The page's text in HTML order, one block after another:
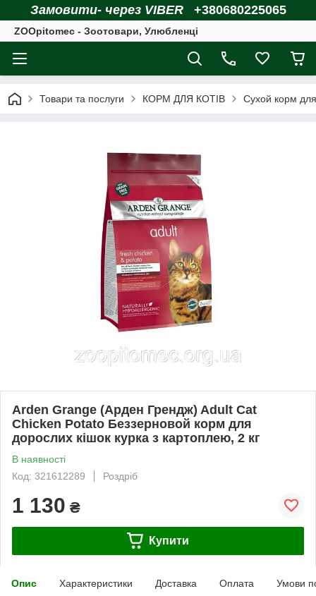
Замовити- через VIBER +380680225065
ZOOpitomec - Зоотовари, Улюбленці
Товари та послуги КОРМ ДЛЯ КОТІВ Сухой корм
Arden Grange (Арден Грендж) Adult Cat
Chicken Potato Беззерновой корм для
дорослих кішок курка з картоплею, 2 кг
В наявності
Код: 321612289
Роздріб
1 130 ₴
Купити
Опис Характеристики Доставка Оплата Умови